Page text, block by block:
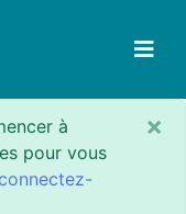
à
pour vous
connectez-
×